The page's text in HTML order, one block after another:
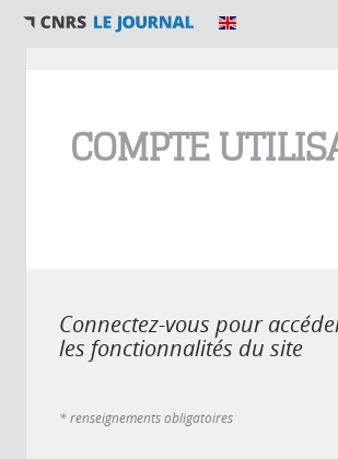
COMPTE
Connectez-vous pour
les fonctionnalités du site
* renseignements obligatoires